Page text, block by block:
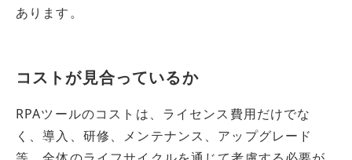
あります。
コストが見合っているか
RPAツールのコストは、ライセンス費用だけでな
く、導入、研修、メンテナンス、アップグレード